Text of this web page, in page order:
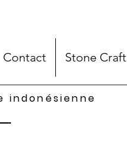
Contact Stone Craft
indonésienne